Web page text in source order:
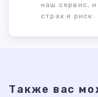
наш сервис,
страх и риск.
Также ваc